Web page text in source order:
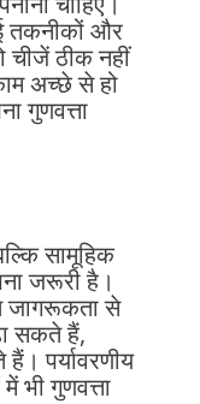
तकनीकों और
चीजें ठीक नहीं
अच्छे से हो
गुणवत्ता
सामूहिक
जरूरी है।
जागरूकता से
सकते हैं,
पर्यावरणीय
भी गुणवत्ता